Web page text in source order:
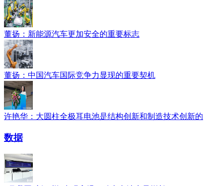
董扬：新能源汽车更加安全的重要标志
董扬：中国汽车国际竞争力显现的重要契机
许艳华：大圆柱全极耳电池是结构创新和制造技术创新的
数据